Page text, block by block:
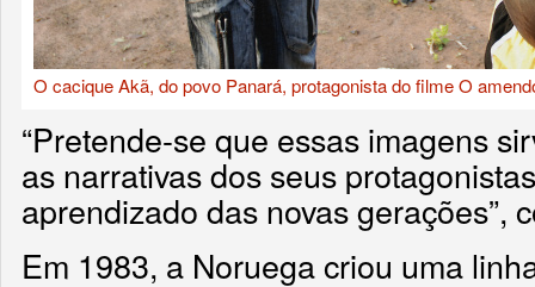
O cacique Akã, do povo Panará, protagonista do filme O
“Pretende-se que essas imagens
as narrativas dos seus
aprendizado das novas gerações”,
Em 1983, a Noruega criou uma